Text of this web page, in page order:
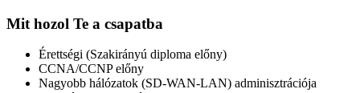
Mit hozol Te a csapatba
Érettségi (Szakirányú diploma előny)
CCNA/CCNP előny
Nagyobb hálózatok (SD-WAN-LAN) adminisztrációja